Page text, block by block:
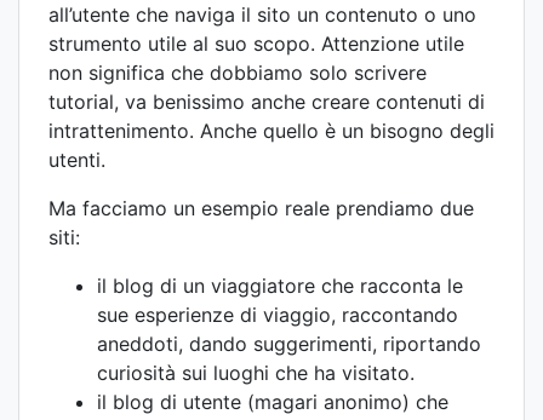
all’utente che naviga il sito un contenuto o uno
strumento utile al suo scopo. Attenzione utile
non significa che dobbiamo solo scrivere
tutorial, va benissimo anche creare contenuti di
intrattenimento. Anche quello è un bisogno degli
utenti.
Ma facciamo un esempio reale prendiamo due
siti:
il blog di un viaggiatore che racconta le
sue esperienze di viaggio, raccontando
aneddoti, dando suggerimenti, riportando
curiosità sui luoghi che ha visitato.
il blog di utente (magari anonimo) che